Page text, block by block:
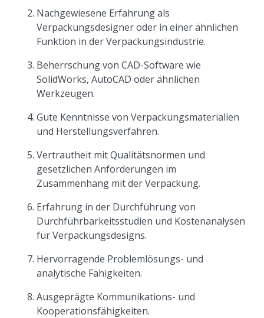
Nachgewiesene Erfahrung als
Verpackungsdesigner oder in einer ähnlichen
Funktion in der Verpackungsindustrie.
Beherrschung von CAD-Software wie
SolidWorks, AutoCAD oder ähnlichen
Werkzeugen.
Gute Kenntnisse von Verpackungsmaterialien
und Herstellungsverfahren.
Vertrautheit mit Qualitätsnormen und
gesetzlichen Anforderungen im
Zusammenhang mit der Verpackung.
Erfahrung in der Durchführung von
Durchführbarkeitsstudien und Kostenanalysen
für Verpackungsdesigns.
Hervorragende Problemlösungs- und
analytische Fähigkeiten.
Ausgeprägte Kommunikations- und
Kooperationsfähigkeiten.